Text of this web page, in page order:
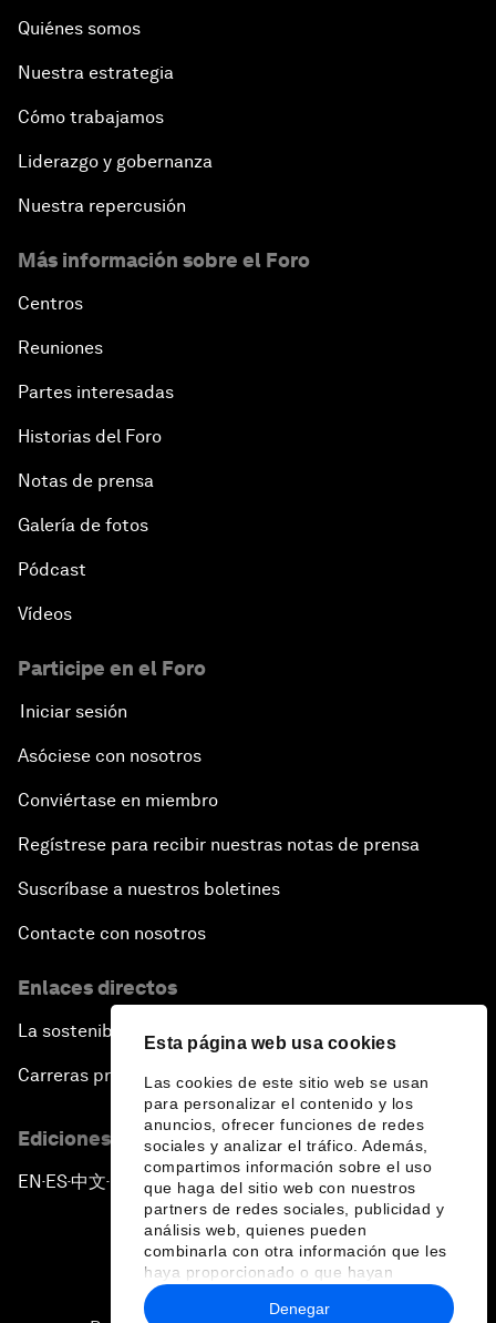
Esta página web usa cookies
Las cookies de este sitio web se usan
para personalizar el contenido y los
anuncios, ofrecer funciones de redes
sociales y analizar el tráfico. Además,
compartimos información sobre el uso
que haga del sitio web con nuestros
partners de redes sociales, publicidad y
análisis web, quienes pueden
combinarla con otra información que les
haya proporcionado o que hayan
recopilado a partir del uso que haya
hecho de sus servicios.
Denegar
Quiénes somos
Nuestra estrategia
Cómo trabajamos
Liderazgo y gobernanza
Nuestra repercusión
Más información sobre el Foro
Centros
Reuniones
Partes interesadas
Historias del Foro
Notas de prensa
Galería de fotos
Pódcast
Vídeos
Participe en el Foro
Iniciar sesión
Asóciese con nosotros
Conviértase en miembro
Regístrese para recibir nuestras notas de prensa
Suscríbase a nuestros boletines
Contacte con nosotros
Enlaces directos
La sostenibilidad en el Foro
Carreras profesionales
Ediciones en otros idiomas
EN ▪ES▪中文▪ 日本語